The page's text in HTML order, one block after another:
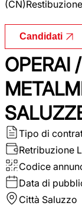
Candidati
OPERAI
Tipo di
Retribuzione
Codice
Data di
Città Saluzzo